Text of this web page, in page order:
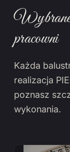
Wybrane
pracowni
Każda
realizacja
poznasz
wykonania.